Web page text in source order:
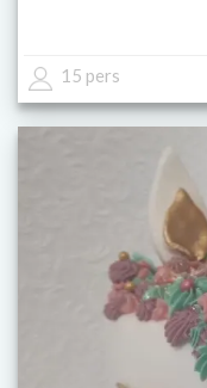
15 pers